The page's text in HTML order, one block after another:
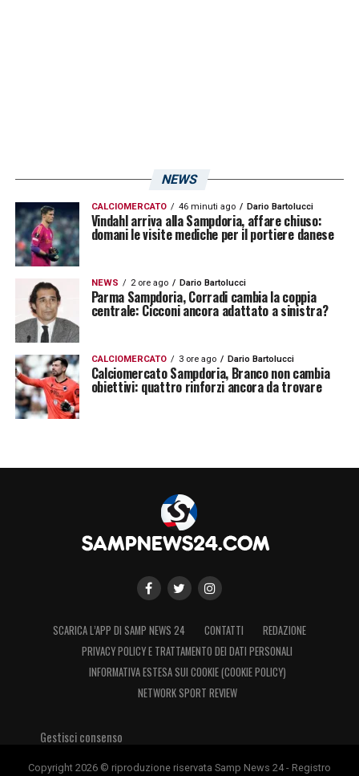
LA PLAYLIST DELLE NOSTRE TOP NEWS
NEWS
CALCIOMERCATO 46 minuti ago Dario Bartolucci
Vindahl arriva alla Sampdoria, affare chiuso:
domani le visite mediche per il portiere danese
NEWS 2 ore ago Dario Bartolucci
Parma Sampdoria, Corradi cambia la coppia
centrale: Cicconi ancora adattato a sinistra?
CALCIOMERCATO 3 ore ago Dario Bartolucci
Calciomercato Sampdoria, Branco non cambia
obiettivi: quattro rinforzi ancora da trovare
SCARICA L’APP DI SAMP NEWS 24 CONTATTI
REDAZIONE
PRIVACY POLICY E TRATTAMENTO DEI DATI PERSONALI
INFORMATIVA ESTESA SUI COOKIE (COOKIE POLICY)
NETWORK SPORT REVIEW
Gestisci consenso
Copyright 2026 © riproduzione riservata Samp News 24 - Registro